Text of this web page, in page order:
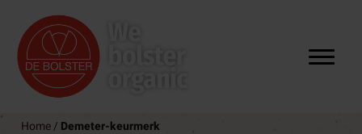
Home/ Demeter-keurmerk